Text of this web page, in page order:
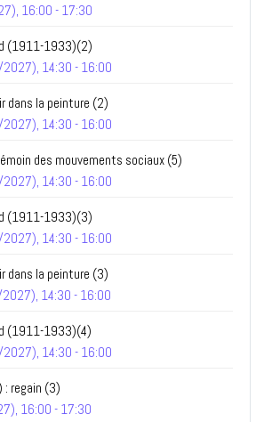
16:00 - 17:30
(1911-1933)(2)
14:30 - 16:00
dans la peinture (2)
14:30 - 16:00
des mouvements sociaux (5)
14:30 - 16:00
(1911-1933)(3)
14:30 - 16:00
dans la peinture (3)
14:30 - 16:00
(1911-1933)(4)
14:30 - 16:00
: regain (3)
16:00 - 17:30